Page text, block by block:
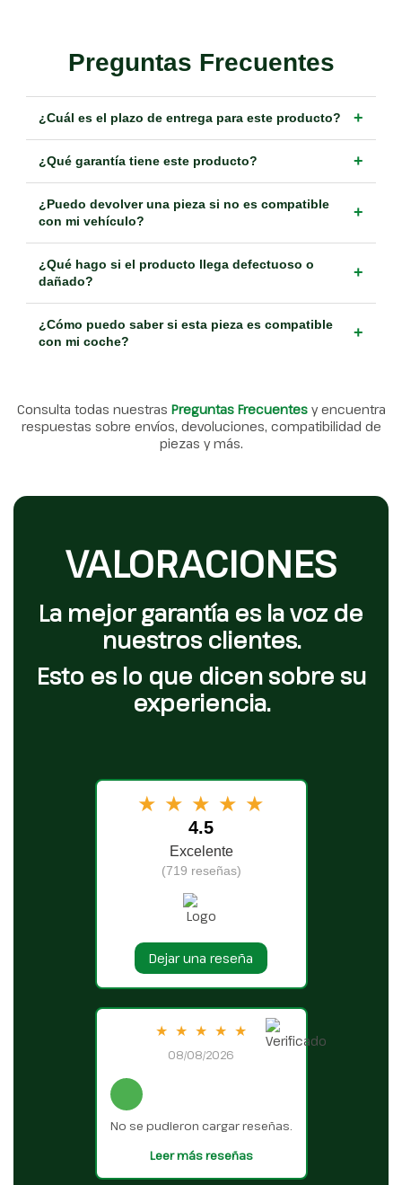
Preguntas Frecuentes
¿Cuál es el plazo de entrega para este producto? +
¿Qué garantía tiene este producto? +
¿Puedo devolver una pieza si no es compatible
con mi vehículo?
+
¿Qué hago si el producto llega defectuoso o
dañado?
+
¿Cómo puedo saber si esta pieza es compatible
con mi coche?
+
Consulta todas nuestras Preguntas Frecuentes y encuentra
respuestas sobre envíos, devoluciones, compatibilidad de
piezas y más.
VALORACIONES
La mejor garantía es la voz de
nuestros clientes.
Esto es lo que dicen sobre su
experiencia.
★ ★ ★ ★ ★
4.5
Excelente
(719 reseñas)
Dejar una reseña
★ ★ ★ ★ ★
08/08/2026
No se pudieron cargar reseñas.
Leer más reseñas